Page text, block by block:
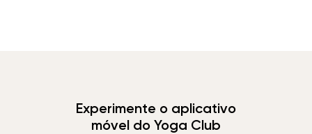
Experimente o aplicativo
móvel do Yoga Club